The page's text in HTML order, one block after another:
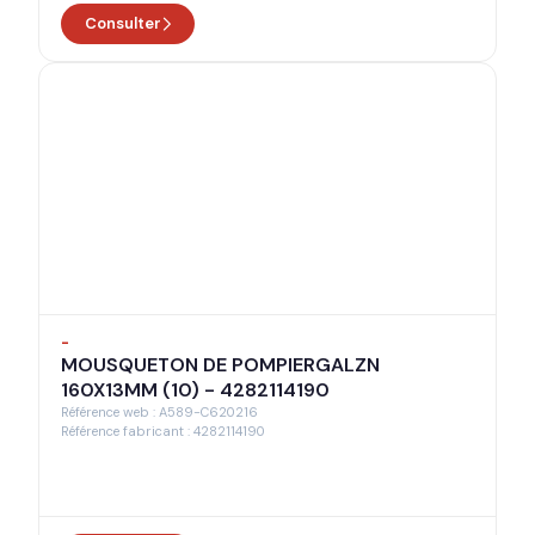
Consulter
-
MOUSQUETON DE POMPIERGALZN
160X13MM (10) - 4282114190
Référence web : A589-C620216
Référence fabricant : 4282114190